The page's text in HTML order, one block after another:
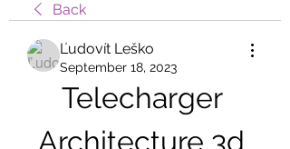
Back
Ľudovít Leško
September 18, 2023
Telecharger
Architecture 3d